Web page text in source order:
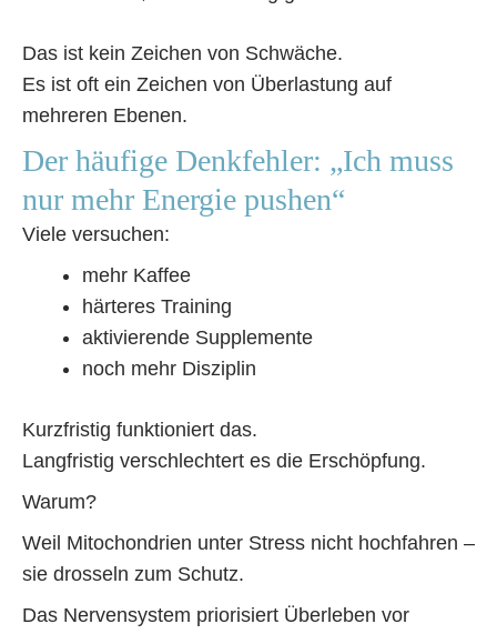
Das ist kein Zeichen von Schwäche.
Es ist oft ein Zeichen von Überlastung auf
mehreren Ebenen.
Der häufige Denkfehler: „Ich muss
nur mehr Energie pushen“
Viele versuchen:
mehr Kaffee
härteres Training
aktivierende Supplemente
noch mehr Disziplin
Kurzfristig funktioniert das.
Langfristig verschlechtert es die Erschöpfung.
Warum?
Weil Mitochondrien unter Stress nicht hochfahren –
sie drosseln zum Schutz.
Das Nervensystem priorisiert Überleben vor